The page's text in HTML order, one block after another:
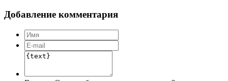
Добавление комментария